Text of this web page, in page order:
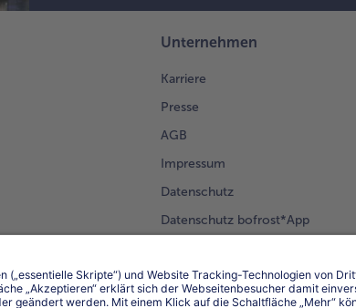
Unternehmen
Karriere
Presse
AGB
Impressum
Datenschutz
Datenschutz bofrost*App